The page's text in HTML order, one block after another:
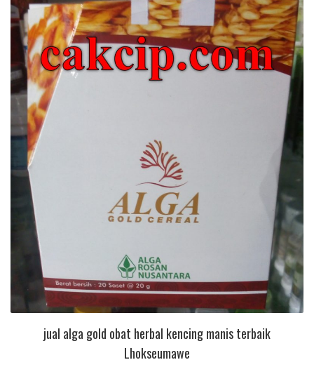
jual alga gold obat herbal kencing manis terbaik
Lhokseumawe